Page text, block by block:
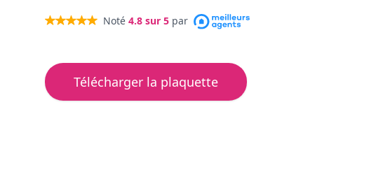
Noté 4.8 sur 5 par
Télécharger la plaquette